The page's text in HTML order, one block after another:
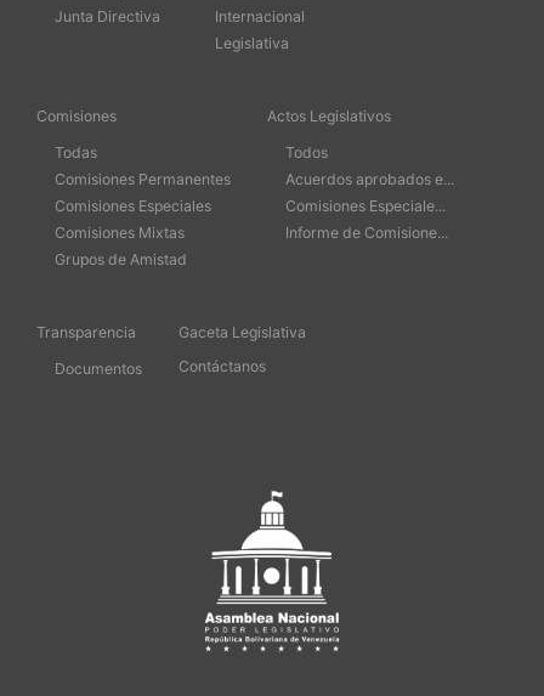
Junta Directiva
Internacional
Legislativa
Comisiones
Todas
Comisiones Permanentes
Comisiones Especiales
Comisiones Mixtas
Grupos de Amistad
Actos Legislativos
Todos
Acuerdos aprobados e...
Comisiones Especiale...
Informe de Comisione...
Transparencia
Documentos
Gaceta Legislativa
Contáctanos